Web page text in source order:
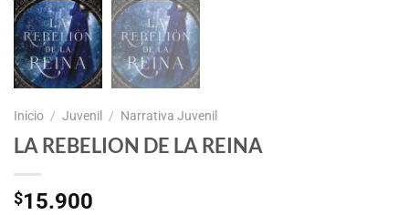
Inicio / Juvenil / Narrativa Juvenil
LA REBELION DE LA REINA
$15.900